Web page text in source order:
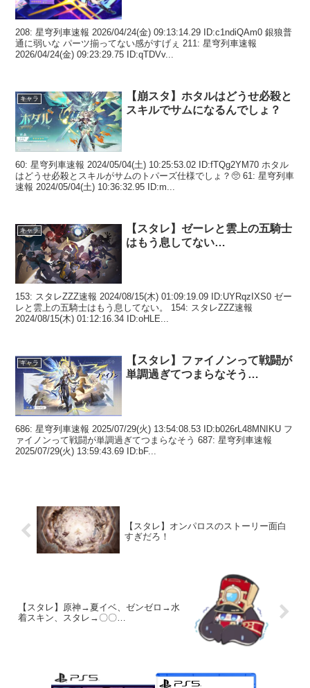
208: 星穹列車速報 2026/04/24(金) 09:13:14.29 ID:c1ndiQAm0 銀狼普
通に弱いな パーツ揃ってない感がすげぇ 211: 星穹列車速報
2026/04/24(金) 09:23:29.75 ID:qTDVv...
キャラ
【崩スタ】ホタルはどうせ必殺と
スキルでサムになるんでしょ？
60: 星穹列車速報 2024/05/04(土) 10:25:53.02 ID:fTQg2YM70 ホタル
はどうせ必殺とスキルがサムのトパーズ仕様でしょ？🥺 61: 星穹列車
速報 2024/05/04(土) 10:36:32.95 ID:m...
キャラ
【スタレ】ゼーレと雲上の五騎士
はもう息してない…
153: スタレZZZ速報 2024/08/15(木) 01:09:19.09 ID:UYRqzIXS0 ゼー
レと雲上の五騎士はもう息してない。 154: スタレZZZ速報
2024/08/15(木) 01:12:16.34 ID:oHLE...
キャラ
【スタレ】ファイノンって戦闘が
単調過ぎてつまらなそう…
686: 星穹列車速報 2025/07/29(火) 13:54:08.53 ID:b026rL48MNIKU フ
ァイノンって戦闘が単調過ぎてつまらなそう 687: 星穹列車速報
2025/07/29(火) 13:59:43.69 ID:bF...
【スタレ】オンパロスのストーリー面白
すぎだろ！
【スタレ】原神→夏イベ、ゼンゼロ→水
着スキン、スタレ→〇〇…